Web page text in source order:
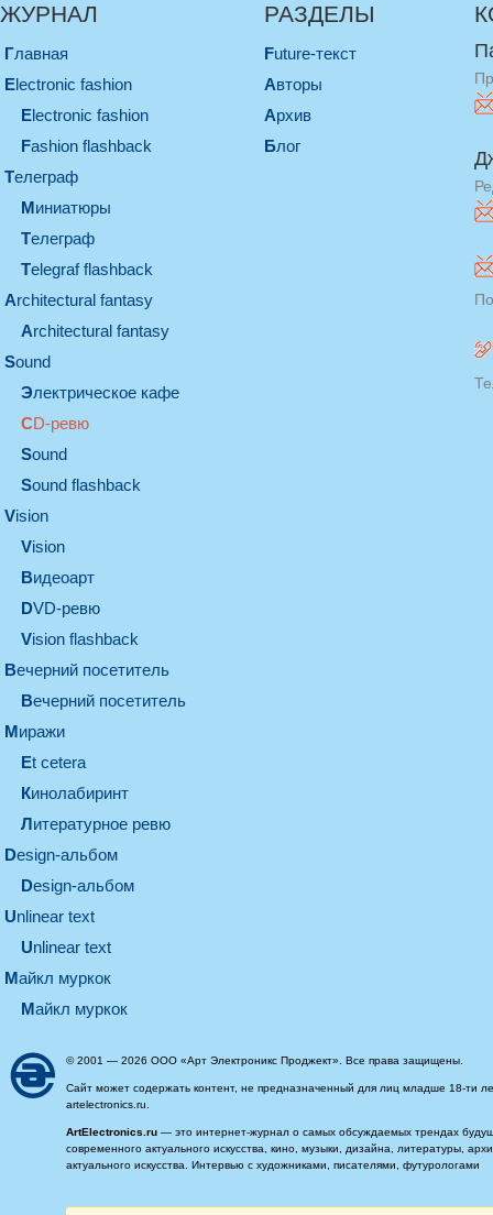
ЖУРНАЛ
Главная
electronic fashion
electronic fashion
Fashion flashback
телеграф
миниатюры
телеграф
Telegraf flashback
architectural fantasy
architectural fantasy
sound
электрическое кафе
CD-ревю
sound
Sound flashback
vision
vision
видеоарт
DVD-ревю
Vision flashback
вечерний посетитель
вечерний посетитель
миражи
et cetera
кинолабиринт
литературное ревю
design-альбом
design-альбом
unlinear text
Unlinear text
майкл муркок
майкл муркок
РАЗДЕЛЫ
Future-текст
Авторы
Архив
Блог
© 2001 — 2026 ООО «Арт Электроникс Проджект». Все права защищены.
Сайт может содержать контент, не предназначенный для лиц младше 18-ти
artelectronics.ru.
ArtElectronics.ru — это интернет-журнал о самых обсуждаемых трендах
современного актуального искусства, кино, музыки, дизайна, литературы,
актуального искусства. Интервью с художниками, писателями, футурологами